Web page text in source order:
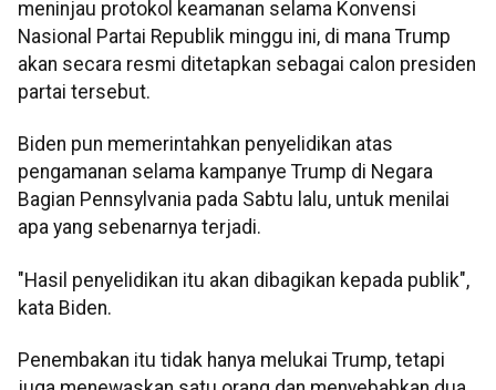
meninjau protokol keamanan selama Konvensi
Nasional Partai Republik minggu ini, di mana Trump
akan secara resmi ditetapkan sebagai calon presiden
partai tersebut.
Biden pun memerintahkan penyelidikan atas
pengamanan selama kampanye Trump di Negara
Bagian Pennsylvania pada Sabtu lalu, untuk menilai
apa yang sebenarnya terjadi.
"Hasil penyelidikan itu akan dibagikan kepada publik",
kata Biden.
Penembakan itu tidak hanya melukai Trump, tetapi